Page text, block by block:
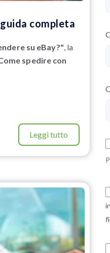
completa
su eBay?", la
spedire con
Leggi tutto